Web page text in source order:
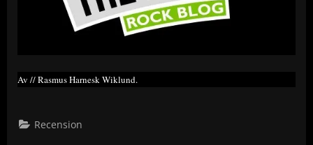
Av // Rasmus Harnesk Wiklund.
Recension